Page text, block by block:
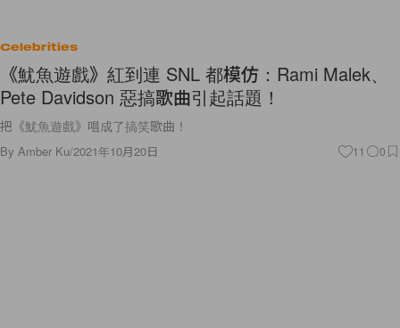
《魷魚遊戲》紅到連 SNL 都模仿：Rami Malek、
Pete Davidson 惡搞歌曲引起話題！
把《魷魚遊戲》唱成了搞笑歌曲！
By Amber Ku/2021年10月20日